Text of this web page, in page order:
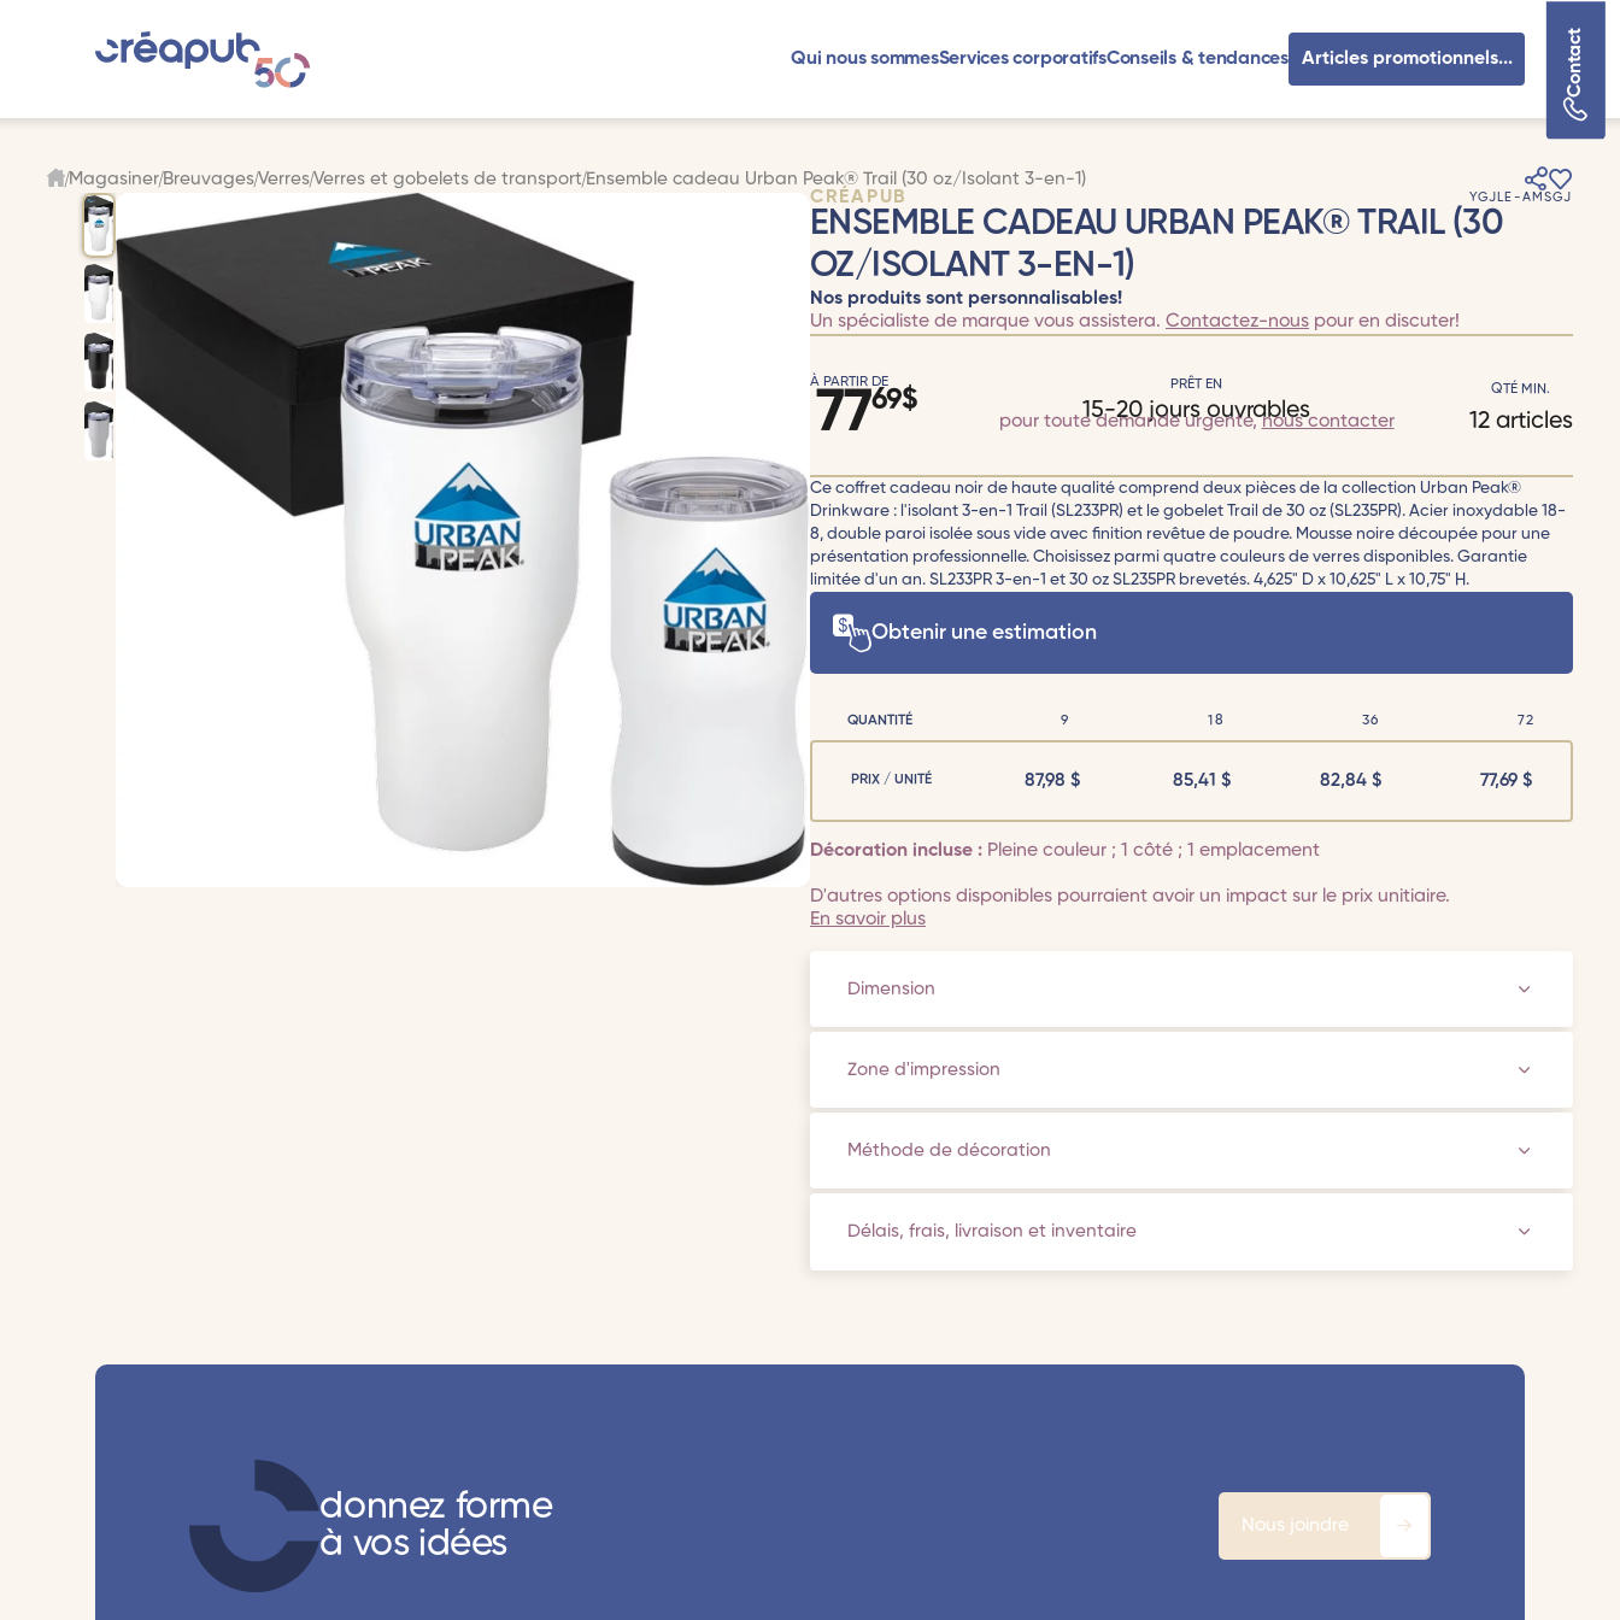
Qui nous sommesServices corporatifsConseils & tendances Contact
Articles promotionnels...
Magasiner Breuvages Verres Verres et gobelets de transport Ensemble cadeau Urban Peak® Trail (30 oz/Isolant 3-en-1)
CRÉAPUB YGJLE-AMSGJ
ENSEMBLE CADEAU URBAN PEAK® TRAIL (30
OZ/ISOLANT 3-EN-1)
Nos produits sont personnalisables!
Un spécialiste de marque vous assistera. Contactez-nous pour en discuter!
À PARTIR DE
7769$
PRÊT EN
15-20 jours ouvrables
pour toute demande urgente,nous contacter
QTÉ MIN.
12 articles
Ce coffret cadeau noir de haute qualité comprend deux pièces de la collection Urban Peak®
Drinkware : l'isolant 3-en-1 Trail (SL233PR) et le gobelet Trail de 30 oz (SL235PR). Acier inoxydable 18-
8, double paroi isolée sous vide avec finition revêtue de poudre. Mousse noire découpée pour une
présentation professionnelle. Choisissez parmi quatre couleurs de verres disponibles. Garantie
limitée d'un an. SL233PR 3-en-1 et 30 oz SL235PR brevetés. 4,625" D x 10,625" L x 10,75" H.
Obtenir une estimation
QUANTITÉ 9 18 36 72
PRIX / UNITÉ 87,98 $ 85,41 $ 82,84 $ 77,69 $
Décoration incluse : Pleine couleur ; 1 côté ; 1 emplacement
D'autres options disponibles pourraient avoir un impact sur le prix unitiaire.
En savoir plus
Dimension
Zone d'impression
Méthode de décoration
Délais, frais, livraison et inventaire
donnez forme
à vos idées
Nous joindre